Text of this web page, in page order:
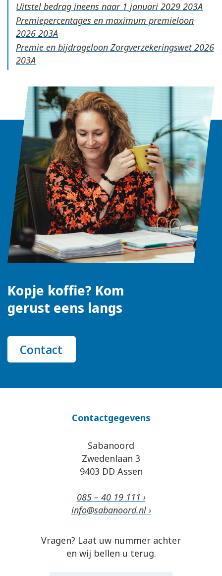
Uitstel bedrag ineens naar 1 januari 2029
Premiepercentages en maximum premieloon
2026
Premie en bijdrageloon Zorgverzekeringswet 2026
Kopje koffie? Kom
gerust eens langs
Contact
Contactgegevens
Sabanoord
Zwedenlaan 3
9403 DD Assen
085 – 40 19 111 ›
info@sabanoord.nl ›
Vragen? Laat uw nummer achter
en wij bellen u terug.